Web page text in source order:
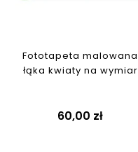
Fototapeta malowana
łąka kwiaty na wymiar
60,00 zł